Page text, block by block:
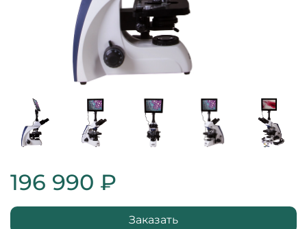
196 990 ₽
Заказать